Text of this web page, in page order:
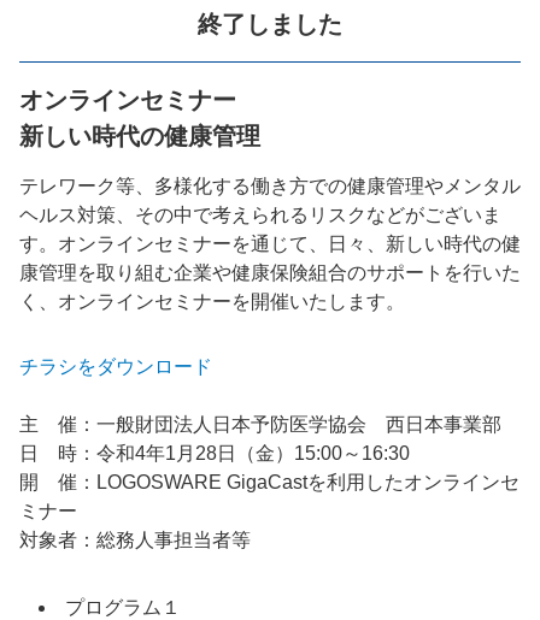
終了しました
オンラインセミナー
新しい時代の健康管理
テレワーク等、多様化する働き方での健康管理やメンタル
ヘルス対策、その中で考えられるリスクなどがございま
す。オンラインセミナーを通じて、日々、新しい時代の健
康管理を取り組む企業や健康保険組合のサポートを行いた
く、オンラインセミナーを開催いたします。
チラシをダウンロード
主 催：一般財団法人日本予防医学協会 西日本事業部
日 時：令和4年1月28日（金）15:00～16:30
開 催：LOGOSWARE GigaCastを利用したオンラインセ
ミナー
対象者：総務人事担当者等
プログラム１